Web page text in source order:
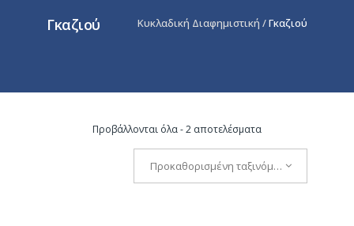
Γκαζιού Κυκλαδική Διαφημιστική /Γκαζιού
Προβάλλονται όλα - 2 αποτελέσματα
Προκαθορισμένη ταξινόμηση